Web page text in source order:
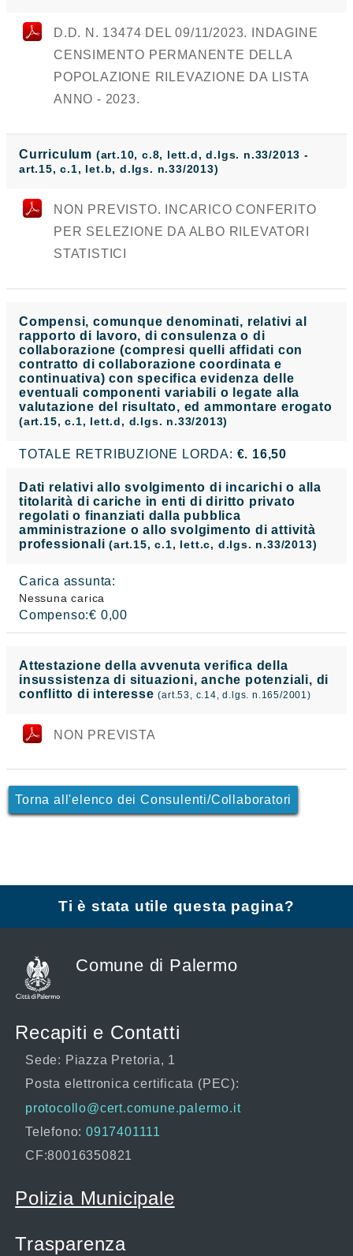
D.D. N. 13474 DEL 09/11/2023. INDAGINE
CENSIMENTO PERMANENTE DELLA
POPOLAZIONE RILEVAZIONE DA LISTA
ANNO - 2023.
Curriculum (art.10, c.8, lett.d, d.lgs. n.33/2013 -
art.15, c.1, let.b, d.lgs. n.33/2013)
NON PREVISTO. INCARICO CONFERITO
PER SELEZIONE DA ALBO RILEVATORI
STATISTICI
Compensi, comunque denominati, relativi al
rapporto di lavoro, di consulenza o di
collaborazione (compresi quelli affidati con
contratto di collaborazione coordinata e
continuativa) con specifica evidenza delle
eventuali componenti variabili o legate alla
valutazione del risultato, ed ammontare erogato
(art.15, c.1, lett.d, d.lgs. n.33/2013)
TOTALE RETRIBUZIONE LORDA: €. 16,50
Dati relativi allo svolgimento di incarichi o alla
titolarità di cariche in enti di diritto privato
regolati o finanziati dalla pubblica
amministrazione o allo svolgimento di attività
professionali(art.15, c.1, lett.c, d.lgs. n.33/2013)
Carica assunta:
Nessuna carica
Compenso:€ 0,00
Attestazione della avvenuta verifica della
insussistenza di situazioni, anche potenziali, di
conflitto di interesse(art.53, c.14, d.lgs. n.165/2001)
NON PREVISTA
Torna all'elenco dei Consulenti/Collaboratori
Ti è stata utile questa pagina?
Comune di Palermo
Recapiti e Contatti
Sede: Piazza Pretoria, 1
Posta elettronica certificata (PEC):
protocollo@cert.comune.palermo.it
Telefono: 0917401111
CF:80016350821
Polizia Municipale
Trasparenza